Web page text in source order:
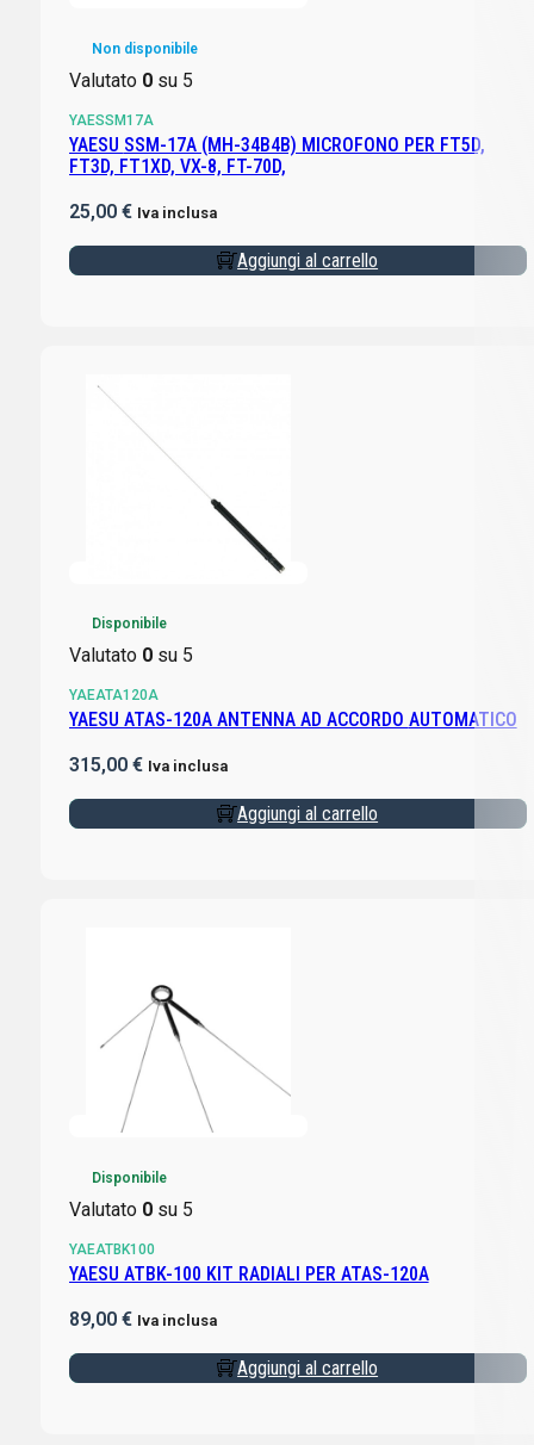
Non disponibile
Valutato 0su 5
YAESSM17A
YAESU SSM-17A (MH-34B4B) MICROFONO PER FT5D,
FT3D, FT1XD, VX-8, FT-70D,
25,00 € Iva inclusa
Aggiungi al carrello
Disponibile
Valutato 0su 5
YAEATA120A
YAESU ATAS-120A ANTENNA AD ACCORDO AUTOMATICO
315,00 € Iva inclusa
Aggiungi al carrello
Disponibile
Valutato 0su 5
YAEATBK100
YAESU ATBK-100 KIT RADIALI PER ATAS-120A
89,00 € Iva inclusa
Aggiungi al carrello